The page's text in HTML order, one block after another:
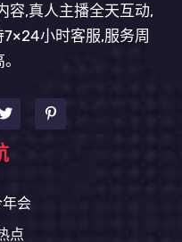
容,真人主播全天互动,
小时客服,服务周
会
点